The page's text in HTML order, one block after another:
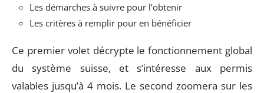
Les démarches à suivre pour l’obtenir
Les critères à remplir pour en bénéficier
Ce premier volet décrypte le fonctionnement global
du système suisse, et s’intéresse aux permis
valables jusqu’à 4 mois. Le second zoomera sur les